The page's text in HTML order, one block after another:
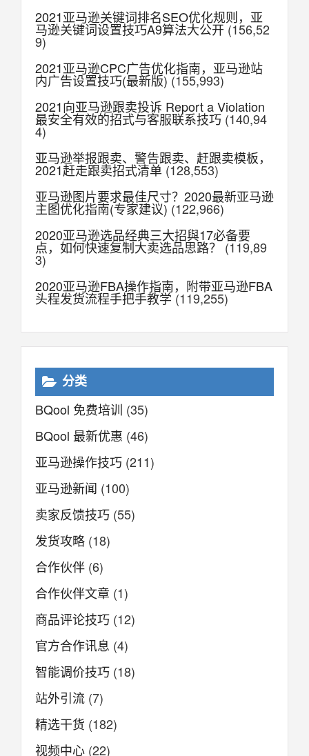
2021亚马逊关键词排名SEO优化规则，亚
马逊关键词设置技巧A9算法大公开(156,52
9)
2021亚马逊CPC广告优化指南，亚马逊站
内广告设置技巧(最新版)(155,993)
2021向亚马逊跟卖投诉 Report a Violation
最安全有效的招式与客服联系技巧 (140,94
4)
亚马逊举报跟卖、警告跟卖、赶跟卖模板，
2021赶走跟卖招式清单(128,553)
亚马逊图片要求最佳尺寸？2020最新亚马逊
主图优化指南(专家建议) (122,966)
2020亚马逊选品经典三大招與17必备要
点，如何快速复制大卖选品思路？ (119,89
3)
2020亚马逊FBA操作指南，附带亚马逊FBA
头程发货流程手把手教学(119,255)
分类
BQool 免费培训 (35)
BQool 最新优惠 (46)
亚马逊操作技巧 (211)
亚马逊新闻 (100)
卖家反馈技巧 (55)
发货攻略 (18)
合作伙伴 (6)
合作伙伴文章 (1)
商品评论技巧 (12)
官方合作讯息 (4)
智能调价技巧 (18)
站外引流 (7)
精选干货 (182)
视频中心 (22)